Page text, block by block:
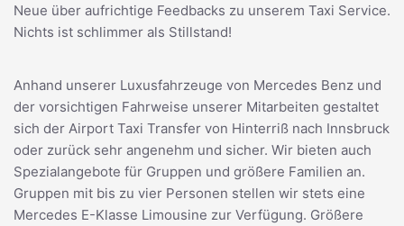
Neue über aufrichtige Feedbacks zu unserem Taxi Service.
Nichts ist schlimmer als Stillstand!
Anhand unserer Luxusfahrzeuge von Mercedes Benz und
der vorsichtigen Fahrweise unserer Mitarbeiten gestaltet
sich der Airport Taxi Transfer von Hinterriß nach Innsbruck
oder zurück sehr angenehm und sicher. Wir bieten auch
Spezialangebote für Gruppen und größere Familien an.
Gruppen mit bis zu vier Personen stellen wir stets eine
Mercedes E-Klasse Limousine zur Verfügung. Größere